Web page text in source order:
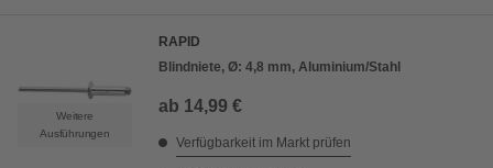
Weitere
Ausführungen
RAPID
Blindniete, Ø: 4,8 mm, Aluminium/Stahl
ab 14,99 €
Verfügbarkeit im Markt prüfen